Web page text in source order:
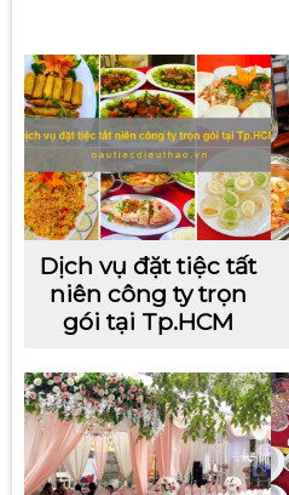
Dịch vụ đặt tiệc tất
niên công ty trọn
gói tại Tp.HCM